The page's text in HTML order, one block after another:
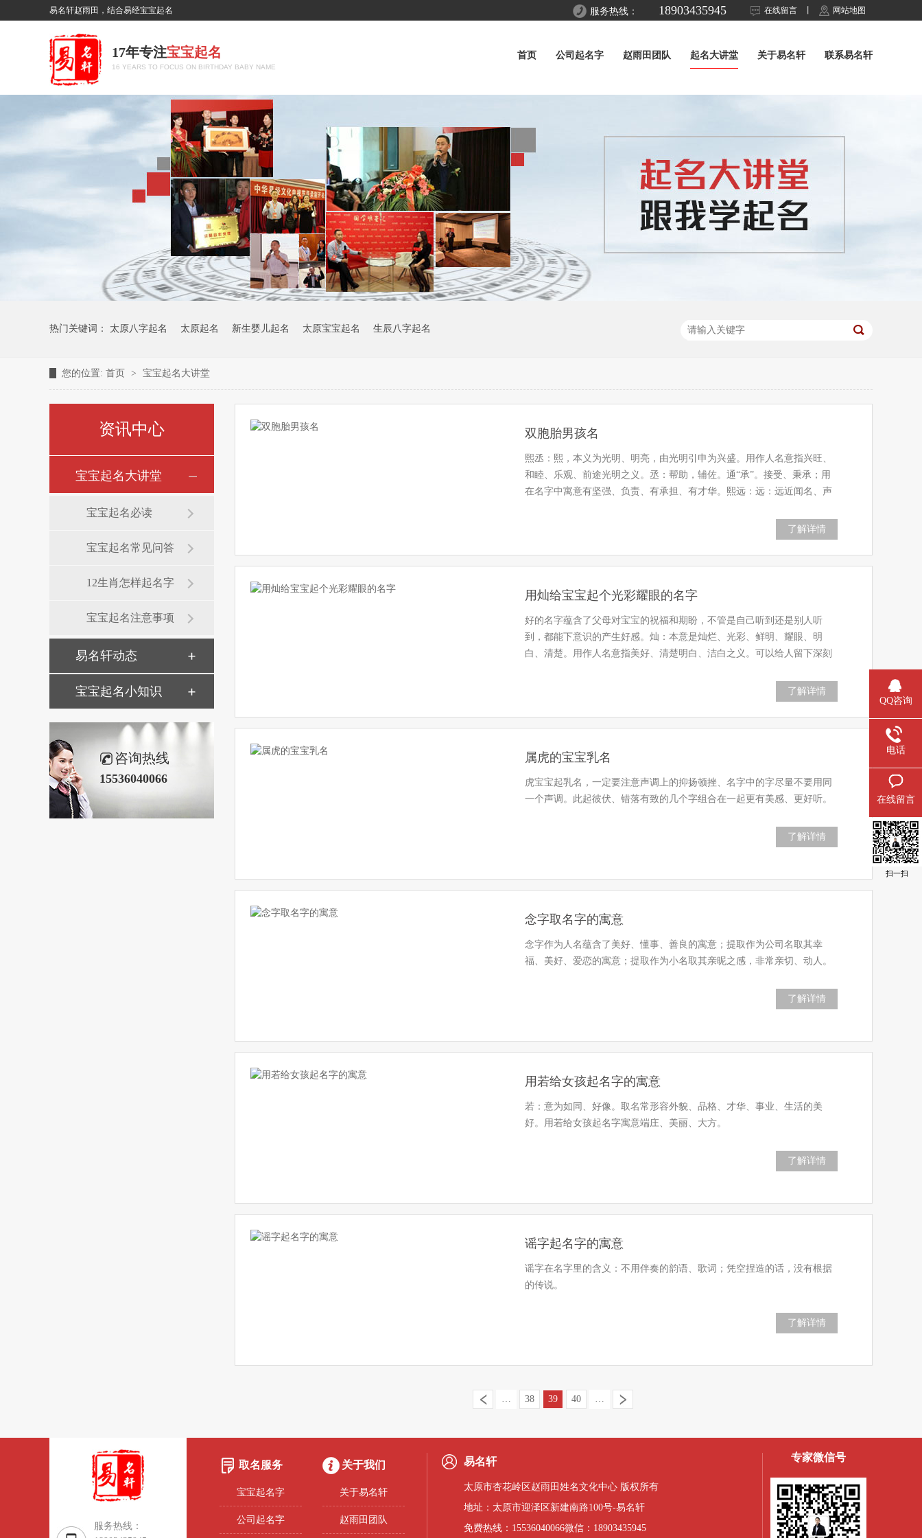
易名轩赵雨田，结合易经宝宝起名 在线留言 网站地图
服务热线： 18903435945
17年专注宝宝起名
16 YEARS TO FOCUS ON BIRTHDAY BABY NAME
首页 公司起名字 赵雨田团队 起名大讲堂 关于易名轩 联系易名轩
热门关键词： 太原八字起名 太原起名 新生婴儿起名 太原宝宝起名 生辰八字起名
您的位置: 首页 > 宝宝起名大讲堂
资讯中心
宝宝起名大讲堂
宝宝起名必读
宝宝起名常见问答
12生肖怎样起名字
宝宝起名注意事项
易名轩动态
宝宝起名小知识
咨询热线
15536040066
双胞胎男孩名
熙丞：熙，本义为光明、明亮，由光明引申为兴盛。用作人名意指兴旺、
和睦、乐观、前途光明之义。丞：帮助，辅佐。通“承”。接受、秉承；用
在名字中寓意有坚强、负责、有承担、有才华。熙远：远：远近闻名、声
了解详情
用灿给宝宝起个光彩耀眼的名字
好的名字蕴含了父母对宝宝的祝福和期盼，不管是自己听到还是别人听
到，都能下意识的产生好感。灿：本意是灿烂、光彩、鲜明、耀眼、明
白、清楚。用作人名意指美好、清楚明白、洁白之义。可以给人留下深刻
了解详情
属虎的宝宝乳名
虎宝宝起乳名，一定要注意声调上的抑扬顿挫、名字中的字尽量不要用同
一个声调。此起彼伏、错落有致的几个字组合在一起更有美感、更好听。
了解详情
念字取名字的寓意
念字作为人名蕴含了美好、懂事、善良的寓意；提取作为公司名取其幸
福、美好、爱恋的寓意；提取作为小名取其亲昵之感，非常亲切、动人。
了解详情
用若给女孩起名字的寓意
若：意为如同、好像。取名常形容外貌、品格、才华、事业、生活的美
好。用若给女孩起名字寓意端庄、美丽、大方。
了解详情
谣字起名字的寓意
谣字在名字里的含义：不用伴奏的韵语、歌词；凭空捏造的话，没有根据
的传说。
了解详情
… 38 39 40 …
服务热线：
取名服务
宝宝起名字
公司起名字
关于我们
关于易名轩
赵雨田团队
易名轩
太原市杏花岭区赵雨田姓名文化中心 版权所有
地址：太原市迎泽区新建南路100号-易名轩
免费热线：15536040066微信：18903435945
专家微信号
QQ咨询
电话
在线留言
扫一扫